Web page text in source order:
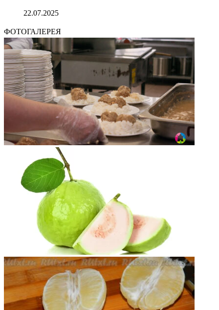
22.07.2025
ФОТОГАЛЕРЕЯ